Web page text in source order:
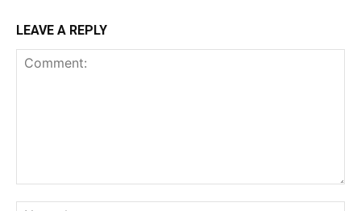
LEAVE A REPLY